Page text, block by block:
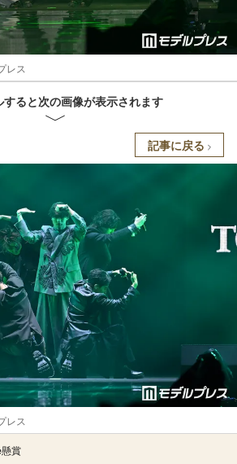
レス
すると次の画像が表示されます
記事に戻る
レス
賞